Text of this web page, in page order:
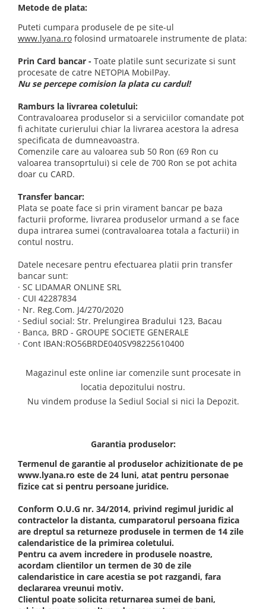
Metode de plata:
Puteti cumpara produsele de pe site-ul
www.lyana.ro folosind urmatoarele instrumente de plata:
Prin Card bancar - Toate platile sunt securizate si sunt
procesate de catre NETOPIA MobilPay.
Nu se percepe comision la plata cu cardul!
Ramburs la livrarea coletului:
Contravaloarea produselor si a serviciilor comandate pot
fi achitate curierului chiar la livrarea acestora la adresa
specificata de dumneavoastra.
Comenzile care au valoarea sub 50 Ron (69 Ron cu
valoarea transoprtului) si cele de 700 Ron se pot achita
doar cu CARD.
Transfer bancar:
Plata se poate face si prin virament bancar pe baza
facturii proforme, livrarea produselor urmand a se face
dupa intrarea sumei (contravaloarea totala a facturii) in
contul nostru.
Datele necesare pentru efectuarea platii prin transfer
bancar sunt:
· SC LIDAMAR ONLINE SRL
· CUI 42287834
· Nr. Reg.Com. J4/270/2020
· Sediul social: Str. Prelungirea Bradului 123, Bacau
· Banca, BRD - GROUPE SOCIETE GENERALE
· Cont IBAN:RO56BRDE040SV98225610400
Magazinul este online iar comenzile sunt procesate in
locatia depozitului nostru.
Nu vindem produse la Sediul Social si nici la Depozit.
Garantia produselor:
Termenul de garantie al produselor achizitionate de pe
www.lyana.ro este de 24 luni, atat pentru personae
fizice cat si pentru persoane juridice.
Conform O.U.G nr. 34/2014, privind regimul juridic al
contractelor la distanta, cumparatorul persoana fizica
are dreptul sa returneze produsele in termen de 14 zile
calendaristice de la primirea coletului.
Pentru ca avem incredere in produsele noastre,
acordam clientilor un termen de 30 de zile
calendaristice in care acestia se pot razgandi, fara
declararea vreunui motiv.
Clientul poate solicita returnarea sumei de bani,